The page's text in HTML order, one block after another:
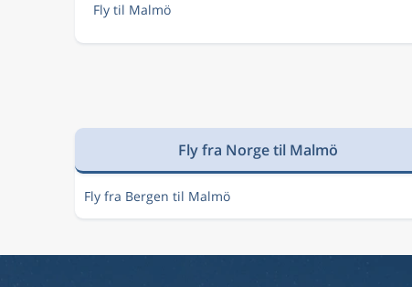
Fly til Malmö
Fly fra Norge til Malmö
Fly fra Bergen til Malmö